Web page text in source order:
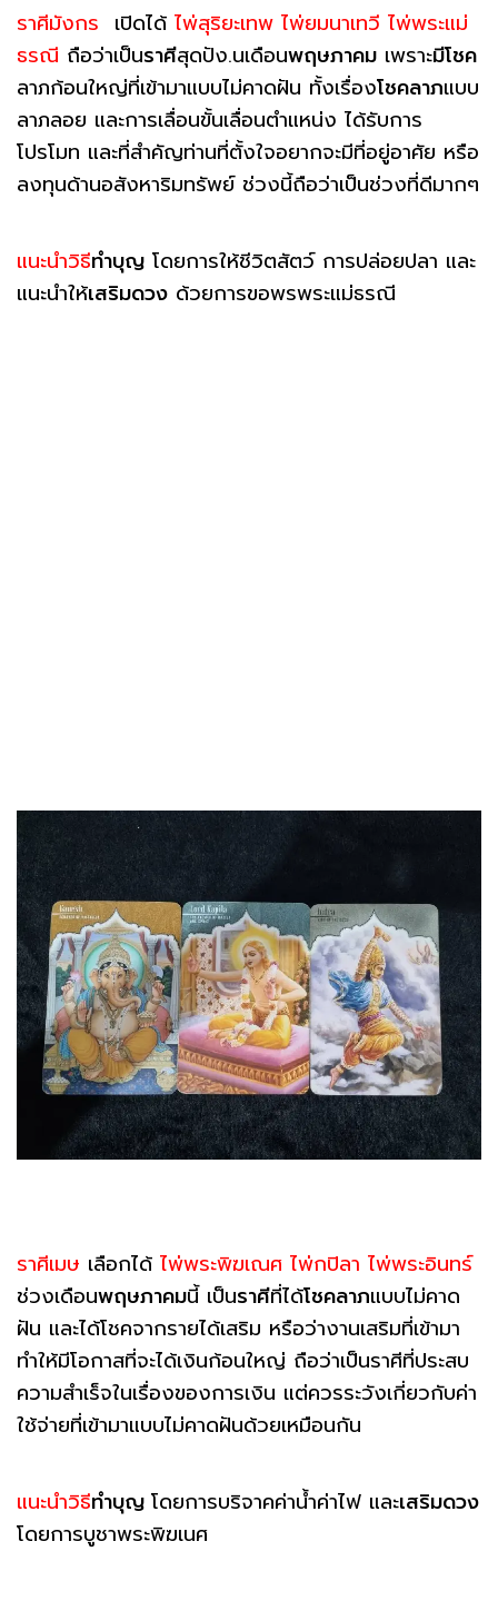
ราศีมังกร เปิดได้ ไพ่สุริยะเทพ ไพ่ยมนาเทวี ไพ่พระแม่
ธรณี ถือว่าเป็นราศีสุดปัง.นเดือนพฤษภาคม เพราะมีโชค
ลาภก้อนใหญ่ที่เข้ามาแบบไม่คาดฝัน ทั้งเรื่องโชคลาภแบบ
ลาภลอย และการเลื่อนขั้นเลื่อนตำแหน่ง ได้รับการ
โปรโมท และที่สำคัญท่านที่ตั้งใจอยากจะมีที่อยู่อาศัย หรือ
ลงทุนด้านอสังหาริมทรัพย์ ช่วงนี้ถือว่าเป็นช่วงที่ดีมากๆ
แนะนำวิธีทำบุญ โดยการให้ชีวิตสัตว์ การปล่อยปลา และ
แนะนำให้เสริมดวง ด้วยการขอพรพระแม่ธรณี
ราศีเมษ เลือกได้ ไพ่พระพิฆเณศ ไพ่กปิลา ไพ่พระอินทร์
ช่วงเดือนพฤษภาคมนี้ เป็นราศีที่ได้โชคลาภแบบไม่คาด
ฝัน และได้โชคจากรายได้เสริม หรือว่างานเสริมที่เข้ามา
ทำให้มีโอกาสที่จะได้เงินก้อนใหญ่ ถือว่าเป็นราศีที่ประสบ
ความสำเร็จในเรื่องของการเงิน แต่ควรระวังเกี่ยวกับค่า
ใช้จ่ายที่เข้ามาแบบไม่คาดฝันด้วยเหมือนกัน
แนะนำวิธีทำบุญ โดยการบริจาคค่าน้ำค่าไฟ และเสริมดวง
โดยการบูชาพระพิฆเนศ